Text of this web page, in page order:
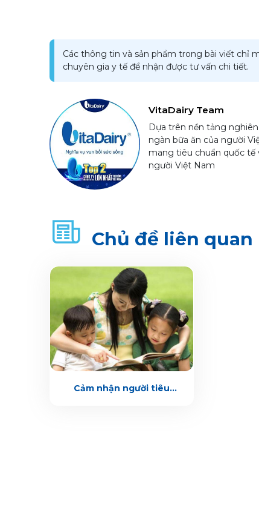
Các thông tin và sản phẩm trong bài viết chỉ
chuyên gia y tế để nhận được tư vấn chi tiết.
VitaDairy Team
Dựa trên nền tảng
ngàn bữa ăn của người
mang tiêu chuẩn quốc tế
người Việt Nam
Chủ đề liên quan
Cảm nhận người tiêu